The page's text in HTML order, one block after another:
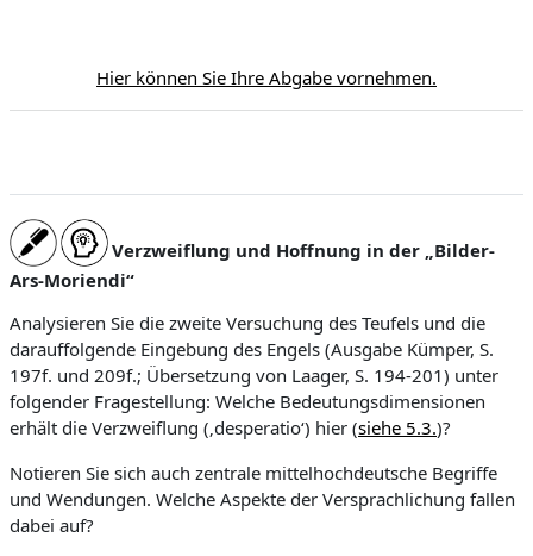
Hier können Sie Ihre Abgabe vornehmen.
Verzweiflung und Hoffnung in der „Bilder-
Ars-Moriendi“
Analysieren Sie die zweite Versuchung des Teufels und die
darauffolgende Eingebung des Engels (Ausgabe Kümper, S.
197f. und 209f.; Übersetzung von Laager, S. 194-201) unter
folgender Fragestellung: Welche Bedeutungsdimensionen
erhält die Verzweiflung (‚desperatio‘) hier (siehe 5.3.)?
Notieren Sie sich auch zentrale mittelhochdeutsche Begriffe
und Wendungen. Welche Aspekte der Versprachlichung fallen
dabei auf?